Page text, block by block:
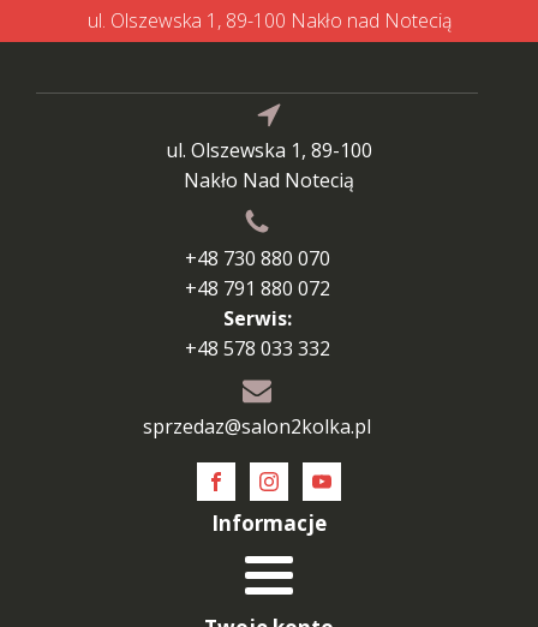
ul. Olszewska 1, 89-100 Nakło nad Notecią
ul. Olszewska 1, 89-100
Nakło Nad Notecią
+48 730 880 070
+48 791 880 072
Serwis:
+48 578 033 332
sprzedaz@salon2kolka.pl
Informacje